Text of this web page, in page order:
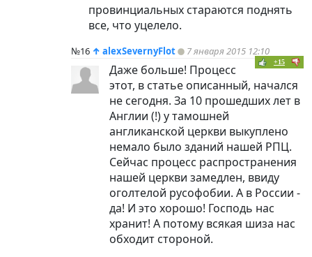
провинциальных стараются поднять
все, что уцелело.
№16 ↑ alexSevernyFlot 7 января 2015 12:10
+15
Даже больше! Процесс
этот, в статье описанный, начался
не сегодня. За 10 прошедших лет в
Англии (!) у тамошней
англиканской церкви выкуплено
немало было зданий нашей РПЦ.
Сейчас процесс распространения
нашей церкви замедлен, ввиду
оголтелой русофобии. А в России -
да! И это хорошо! Господь нас
хранит! А потому всякая шиза нас
обходит стороной.